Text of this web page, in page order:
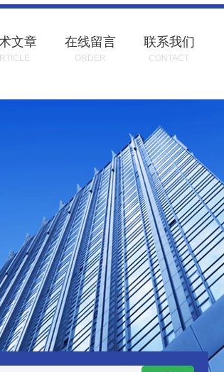
文章 在线留言
ORDER
联系我们
CONTACT